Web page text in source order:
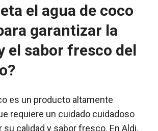
el agua de coco
garantizar la
el sabor fresco del
es un producto altamente
requiere un cuidado cuidadoso
su calidad y sabor fresco. En Aldi,